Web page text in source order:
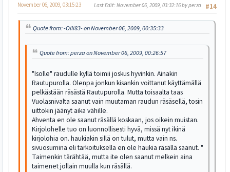
#14
November 06, 2009, 03:15:23 Last Edit: November 06, 2009, 03:32:16 by perza
Quote from: -Olli83- on November 06, 2009, 00:35:33
Quote from: perza on November 06, 2009, 00:26:57
"Isolle" raudulle kyllä toimii joskus hyvinkin. Ainakin
Rautupurolla. Olenpa jonkun kisankin voittanut käyttämällä
pelkästään räsästä Rautupurolla. Mutta toisaalta taas
Vuolasnivalta saanut vain muutaman raudun räsäsellä, tosin
uittokin jäänyt aika vähille.
Ahventa en ole saanut räsällä koskaan, jos oikein muistan.
Kirjolohelle tuo on luonnollisesti hyvä, missä nyt ikinä
kirjolohia on. haukiakin sillä on tulut, mutta vain ns.
sivuosumina eli tarkoituksella en ole haukia räsällä saanut. "
Taimenkin tärähtää, mutta ite olen saanut melkein aina
taimenet jollain muulla kun räsällä.